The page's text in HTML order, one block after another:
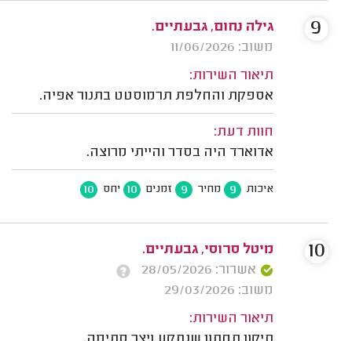
גילה נחום, גבעתיים.
משוב: 11/06/2026
תיאור השירות:
אספקת והחלפת תרמוסטט בתנור אפיה.
חוות דעת:
אדוארד היה בסדר והייתי מרוצה.
איכות 9 מחיר 9 זמנים 10 יחס 10
9
מיטל סרוסי, גבעתיים.
אשרור: 28/05/2026
משוב: 29/03/2026
תיאור השירות:
10